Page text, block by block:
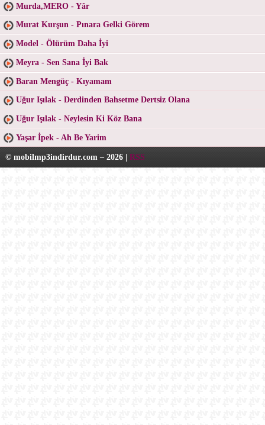
Murda,MERO - Yâr
Murat Kurşun - Pınara Gelki Görem
Model - Ölürüm Daha İyi
Meyra - Sen Sana İyi Bak
Baran Mengüç - Kıyamam
Uğur Işılak - Derdinden Bahsetme Dertsiz Olana
Uğur Işılak - Neylesin Ki Köz Bana
Yaşar İpek - Ah Be Yarim
© mobilmp3indirdur.com – 2026 | RSS